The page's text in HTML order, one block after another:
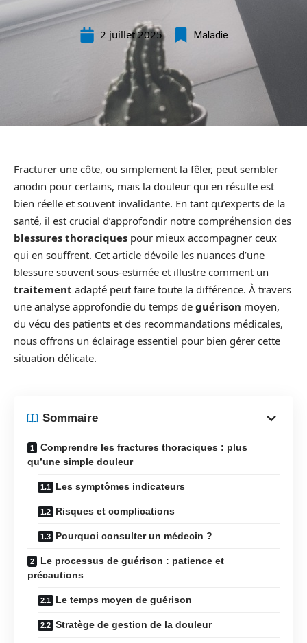
2 juillet 2025 Maladie
Fracturer une côte, ou simplement la fêler, peut sembler
anodin pour certains, mais la douleur qui en résulte est
bien réelle et souvent invalidante. En tant qu’experts de la
santé, il est crucial d’approfondir notre compréhension des
blessures thoraciques pour mieux accompagner ceux
qui en souffrent. Cet article dévoile les nuances d’une
blessure souvent sous-estimée et illustre comment un
traitement adapté peut faire toute la différence. À travers
une analyse approfondie du temps de guérison moyen,
du vécu des patients et des recommandations médicales,
nous offrons un éclairage essentiel pour bien gérer cette
situation délicate.
Sommaire
Comprendre les fractures thoraciques : plus
qu’une simple douleur
Les symptômes indicateurs
Risques et complications
Pourquoi consulter un médecin ?
Le processus de guérison : patience et
précautions
Le temps moyen de guérison
Stratège de gestion de la douleur